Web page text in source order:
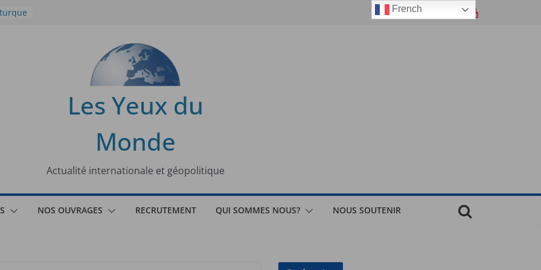
Les Yeux du
Monde
Actualité internationale et géopolitique
NOS OUVRAGES RECRUTEMENT QUI SOMMES NOUS? NOUS SOUTENIR
French